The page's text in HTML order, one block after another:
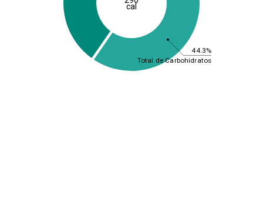
44.3%
Total de Carbohidratos
cal